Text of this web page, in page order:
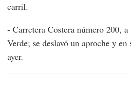
carril.
- Carretera Costera número 200,
Verde; se deslavó un aproche y en
ayer.